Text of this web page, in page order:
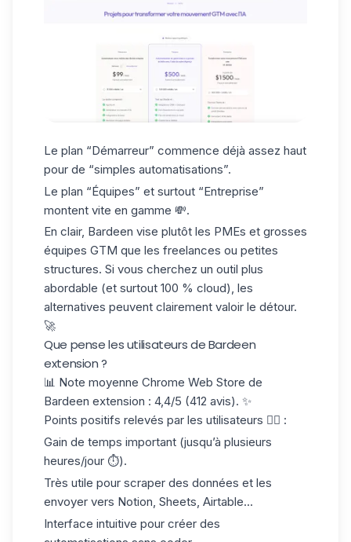
Le plan “Démarreur” commence déjà assez haut
pour de “simples automatisations”.
Le plan “Équipes” et surtout “Entreprise”
montent vite en gamme 💸.
En clair, Bardeen vise plutôt les PMEs et grosses
équipes GTM que les freelances ou petites
structures. Si vous cherchez un outil plus
abordable (et surtout 100 % cloud), les
alternatives peuvent clairement valoir le détour.
🚀
Que pense les utilisateurs de Bardeen
extension ?
📊 Note moyenne Chrome Web Store de
Bardeen extension : 4,4/5 (412 avis). ✨
Points positifs relevés par les utilisateurs 👇🏻 :
Gain de temps important (jusqu’à plusieurs
heures/jour ⏱️).
Très utile pour scraper des données et les
envoyer vers Notion, Sheets, Airtable...
Interface intuitive pour créer des